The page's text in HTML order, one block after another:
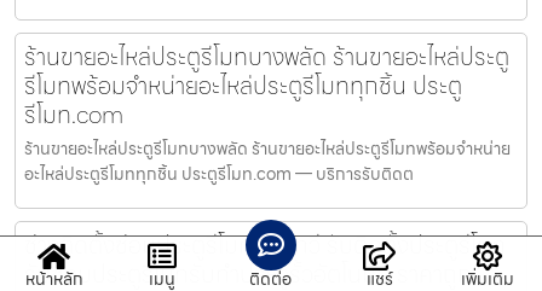
ร้านขายอะไหล่ประตูรีโมทบางพลัด ร้านขายอะไหล่ประตู
รีโมทพร้อมจำหน่ายอะไหล่ประตูรีโมททุกชิ้น ประตู
รีโมท.com
ร้านขายอะไหล่ประตูรีโมทบางพลัด ร้านขายอะไหล่ประตูรีโมทพร้อมจำหน่าย
อะไหล่ประตูรีโมททุกชิ้น ประตูรีโมท.com — บริการรับติดต
ช่างติดตั้งซ่อมประตูรีโมทราชเทวี รับติดตั้งประตูรีโมท
รับซ่อมประตูรีโมทรับทำประตูรั้วอัตโนมัติ ราคาถูก
หน้าหลัก เมนู ติดต่อ แชร์ เพิ่มเติม